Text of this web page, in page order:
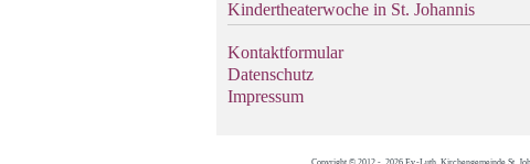
Kindertheaterwoche in St. Johannis
Kontaktformular
Datenschutz
Impressum